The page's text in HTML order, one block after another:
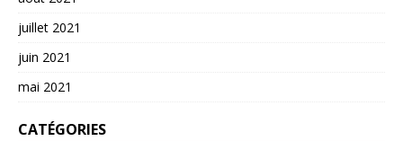
juillet 2021
juin 2021
mai 2021
CATÉGORIES